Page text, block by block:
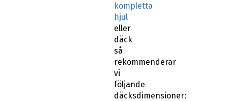
kompletta
hjul
eller
däck
så
rekommenderar
vi
följande
däcksdimensioner: